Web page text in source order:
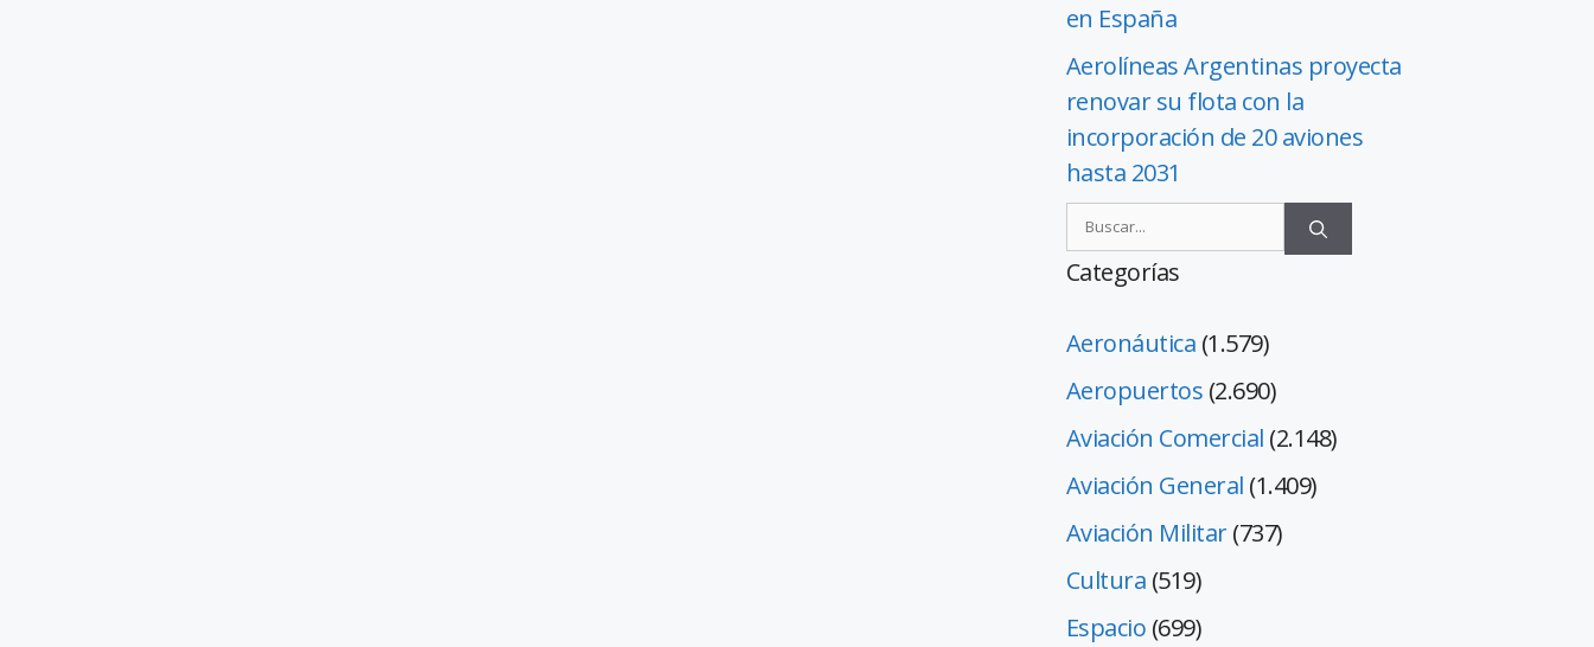
en España
Aerolíneas Argentinas proyecta
renovar su flota con la
incorporación de 20 aviones
hasta 2031
Categorías
Aeronáutica (1.579)
Aeropuertos (2.690)
Aviación Comercial (2.148)
Aviación General (1.409)
Aviación Militar(737)
Cultura (519)
Espacio (699)